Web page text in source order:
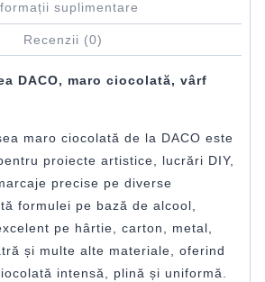
suplimentare
Recenzii (0)
DACO, maro ciocolată, vârf
maro ciocolată de la DACO este
proiecte artistice, lucrări DIY,
precise pe diverse
formulei pe bază de alcool,
pe hârtie, carton, metal,
și multe alte materiale, oferind
intensă, plină și uniformă.